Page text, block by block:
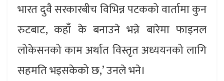
भारत दुवै सरकारबीच विभिन्न पटकको वार्तामा कुन
रुटबाट, कहाँ के बनाउने भन्ने बारेमा फाइनल
लोकेसनको काम अर्थात विस्तृत अध्ययनको लागि
सहमति भइसकेको छ,’ उनले भने।